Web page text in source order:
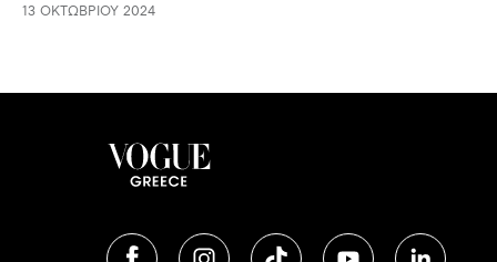
13 ΟΚΤΩΒΡΊΟΥ 2024